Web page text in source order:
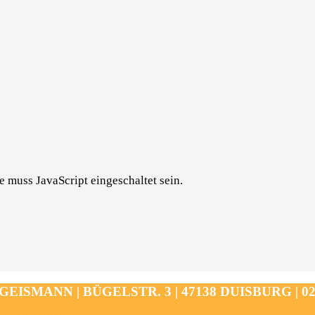
JavaScript eingeschaltet sein.
| BÜGELSTR. 3 | 47138 DUISBURG |